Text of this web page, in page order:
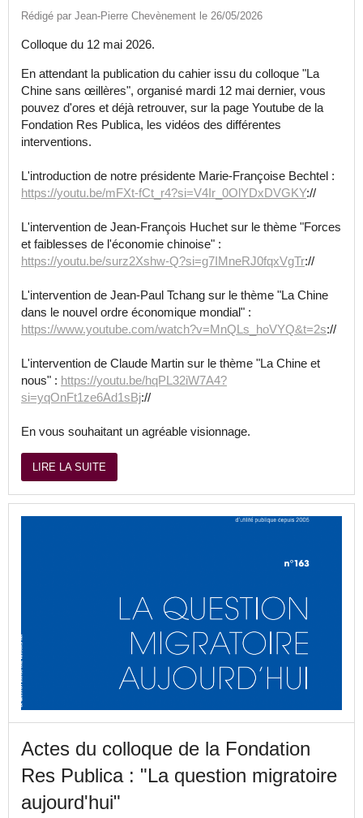
Rédigé par Jean-Pierre Chevènement le 26/05/2026
Colloque du 12 mai 2026.
En attendant la publication du cahier issu du colloque "La
Chine sans œillères", organisé mardi 12 mai dernier, vous
pouvez d'ores et déjà retrouver, sur la page Youtube de la
Fondation Res Publica, les vidéos des différentes
interventions.
L'introduction de notre présidente Marie-Françoise Bechtel :
https://youtu.be/mFXt-fCt_r4?si=V4Ir_0OlYDxDVGKY://
L'intervention de Jean-François Huchet sur le thème "Forces
et faiblesses de l'économie chinoise" :
https://youtu.be/surz2Xshw-Q?si=g7IMneRJ0fqxVgTr://
L'intervention de Jean-Paul Tchang sur le thème "La Chine
dans le nouvel ordre économique mondial" :
https://www.youtube.com/watch?v=MnQLs_hoVYQ&t=2s://
L'intervention de Claude Martin sur le thème "La Chine et
nous" : https://youtu.be/hqPL32iW7A4?
si=yqOnFt1ze6Ad1sBj://
En vous souhaitant un agréable visionnage.
LIRE LA SUITE
Actes du colloque de la Fondation
Res Publica : "La question migratoire
aujourd'hui"